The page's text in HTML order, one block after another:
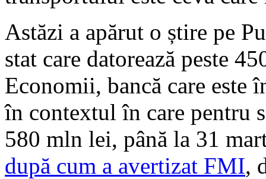
Astăzi a apărut o știre pe
stat care datorează peste
Economii, bancă care este
în contextul în care pentru
580 mln lei, până la 31
după cum a avertizat FMI,